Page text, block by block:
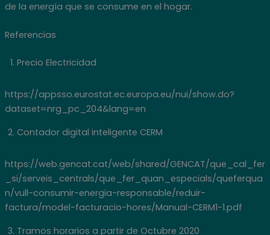
de la energía que se consume en el hogar.
Referencias
Precio Electricidad
https://appsso.eurostat.ec.europa.eu/nui/show.do?
dataset=nrg_pc_204&lang=en
Contador digital inteligente CERM
https://web.gencat.cat/web/shared/GENCAT/que_cal_fer
_si/serveis_centrals/que_fer_quan_especials/queferqua
n/vull-consumir-energia-responsable/reduir-
factura/model-facturacio-hores/Manual-CERM1-1.pdf
Tramos horarios a partir de Octubre 2020